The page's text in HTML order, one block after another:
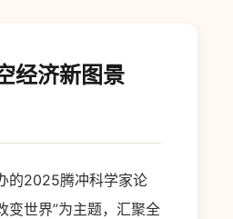
经济新图景
的2025腾冲科学家论
变世界”为主题，汇聚全